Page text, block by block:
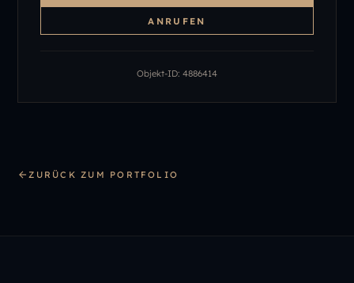
ANRUFEN
Objekt-ID: 4886414
ZURÜCK ZUM PORTFOLIO